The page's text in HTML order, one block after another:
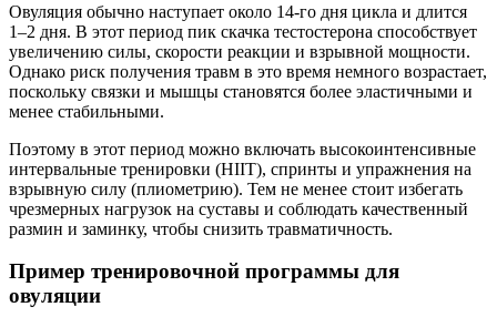
Овуляция обычно наступает около 14-го дня цикла и длится
1–2 дня. В этот период пик скачка тестостерона способствует
увеличению силы, скорости реакции и взрывной мощности.
Однако риск получения травм в это время немного возрастает,
поскольку связки и мышцы становятся более эластичными и
менее стабильными.
Поэтому в этот период можно включать высокоинтенсивные
интервальные тренировки (HIIT), спринты и упражнения на
взрывную силу (плиометрию). Тем не менее стоит избегать
чрезмерных нагрузок на суставы и соблюдать качественный
размин и заминку, чтобы снизить травматичность.
Пример тренировочной программы для
овуляции